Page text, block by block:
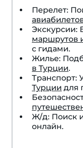
Перелет:
Экскурсии:
маршрутов
с гидами.
Жилье:
в Турции.
Транспорт:
Турции для
Ж/д: Поиск
онлайн.